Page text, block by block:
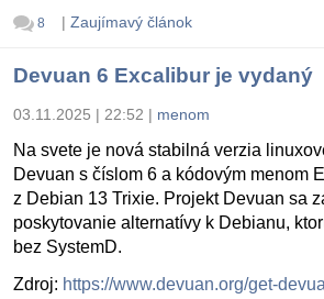
8 | Zaujímavý článok
Devuan 6 Excalibur je vydaný
03.11.2025 | 22:52 | menom
Na svete je nová stabilná verzia
Devuan s číslom 6 a kódovým menom
z Debian 13 Trixie. Projekt Devuan sa
poskytovanie alternatívy k Debianu,
bez SystemD.
Zdroj: https://www.devuan.org/get-